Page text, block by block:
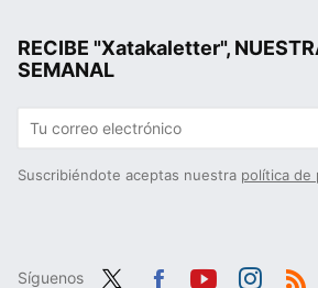
RECIBE "Xatakaletter",
SEMANAL
Suscribiéndote aceptas nuestra política de
Síguenos